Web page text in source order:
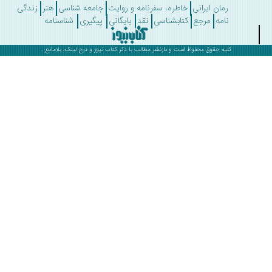
رمان ایرانی خاطره، سفرنامه و روایت جامعه شناسی هنر زندگی
مرجع کتابشناسی نقد بایگانی پیگیری شناسنامه
کلیه حقوق محفوظ است و بازنشر مطالب با ذکرکتاب نیوز و درج لینک، بلامانع .